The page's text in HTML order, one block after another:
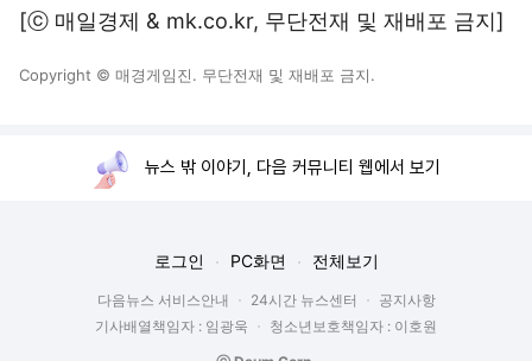
[ⓒ 매일경제 & mk.co.kr, 무단전재 및 재배포 금지]
Copyright © 매경게임진. 무단전재 및 재배포 금지.
뉴스 밖 이야기, 다음 커뮤니티 웹에서 보기
로그인 PC화면 전체보기
다음뉴스 서비스안내 24시간 뉴스센터
공지사항
기사배열책임자 : 임광욱
청소년보호책임자 : 이호원